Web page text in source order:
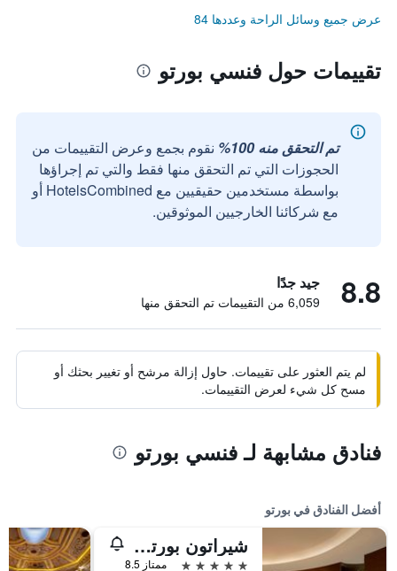
عرض جميع وسائل الراحة وعددها 84
تقييمات حول فنسي بورتو
تم التحقق منه 100%
نقوم بجمع وعرض التقييمات من
الحجوزات التي تم التحقق منها فقط والتي تم إجراؤها
بواسطة مستخدمين حقيقيين مع HotelsCombined أو
مع شركائنا الخارجيين الموثوقين.
8.8 جيد جدًا
6,059 من التقييمات تم التحقق منها
لم يتم العثور على تقييمات. حاول إزالة مرشح أو تغيير بحثك أو
مسح كل شيء لعرض التقييمات.
فنادق مشابهة لـ فنسي بورتو
أفضل الفنادق في بورتو
شيراتون بورتو هوتل آند سبا
5 نجوم ممتاز 8.5